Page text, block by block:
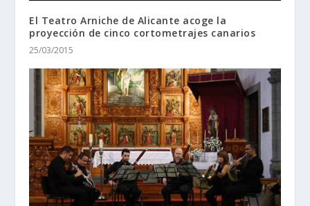
El Teatro Arniche de Alicante acoge la
proyección de cinco cortometrajes canarios
25/03/2015